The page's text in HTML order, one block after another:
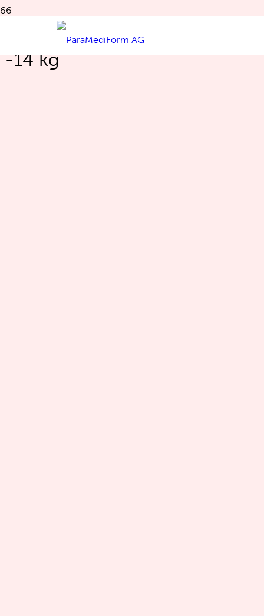
Sibylle Schweizer aus Jona
-14 kg